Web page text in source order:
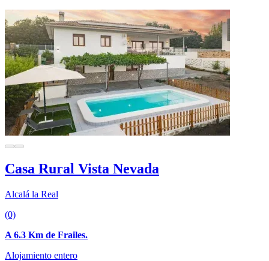
Casa Rural Vista Nevada
Alcalá la Real
(0)
A 6.3 Km de Frailes.
Alojamiento entero